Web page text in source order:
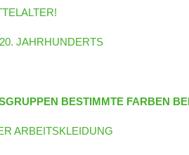
JAHRHUNDERTS
BESTIMMTE FARBEN
ARBEITSKLEIDUNG